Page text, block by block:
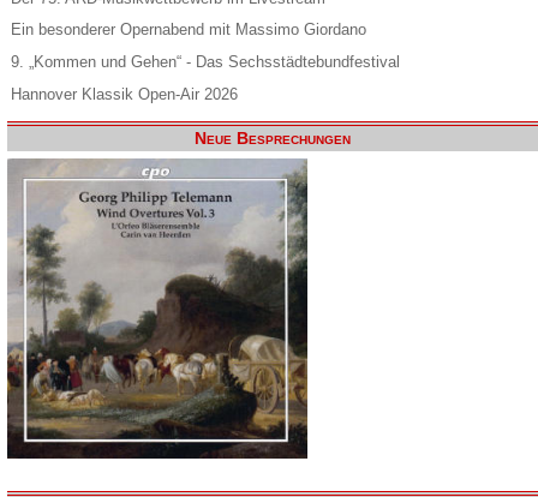
Ein besonderer Opernabend mit Massimo Giordano
9. „Kommen und Gehen“ - Das Sechsstädtebundfestival
Hannover Klassik Open-Air 2026
Neue Besprechungen